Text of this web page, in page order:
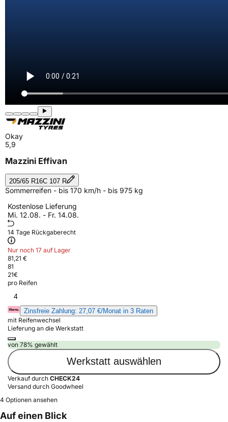
Okay
5,9
Mazzini Effivan
205/65 R16C 107 R
Sommerreifen - bis 170 km/h - bis 975 kg
Kostenlose Lieferung
Mi. 12.08. - Fr. 14.08.
14 Tage Rückgaberecht
Nur noch 17 auf Lager
81,21 €
81
21€
pro Reifen
4
Zinsfreie Zahlung: 27,07 €/Monat in 3 Raten
mit Reifenwechsel
Lieferung an die Werkstatt
von 78% gewählt
Werkstatt auswählen
Verkauf durch CHECK24
Versand durch Goodwheel
4 Optionen ansehen
Auf einen Blick